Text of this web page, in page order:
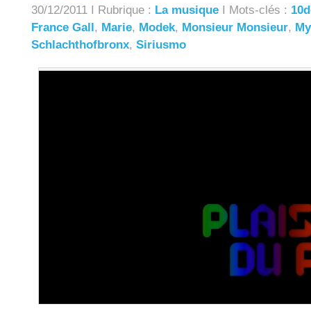
30/12/2011 I Rubrique : La musique I Mots-clés :
France Gall, Marie, Modek, Monsieur Monsieur,
Schlachthofbronx, Siriusmo